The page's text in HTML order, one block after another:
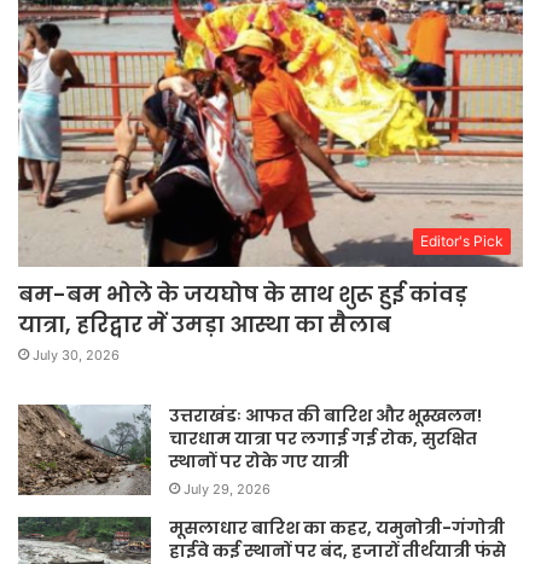
Editor's Pick
बम-बम भोले के जयघोष के साथ शुरू हुई कांवड़
यात्रा, हरिद्वार में उमड़ा आस्था का सैलाब
July 30, 2026
उत्तराखंडः आफत की बारिश और भूस्खलन!
चारधाम यात्रा पर लगाई गई रोक, सुरक्षित
स्थानों पर रोके गए यात्री
July 29, 2026
मूसलाधार बारिश का कहर, यमुनोत्री-गंगोत्री
हाईवे कई स्थानों पर बंद, हजारों तीर्थयात्री फंसे